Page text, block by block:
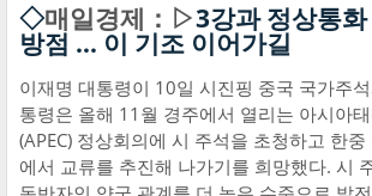
◇매일경제：▷3강과 정상통
방점 … 이 기조 이어가길
이재명 대통령이 10일 시진핑 중국 국가주
통령은 올해 11월 경주에서 열리는 아시아
(APEC) 정상회의에 시 주석을 초청하고 한
에서 교류를 추진해 나가기를 희망했다. 시